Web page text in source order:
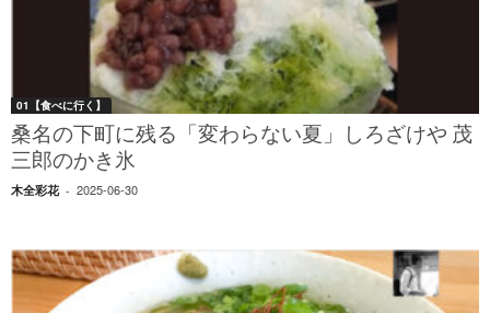
01【食べに行く】
桑名の下町に残る「変わらない夏」しろざけや 茂
三郎のかき氷
木全彩花 - 2025-06-30